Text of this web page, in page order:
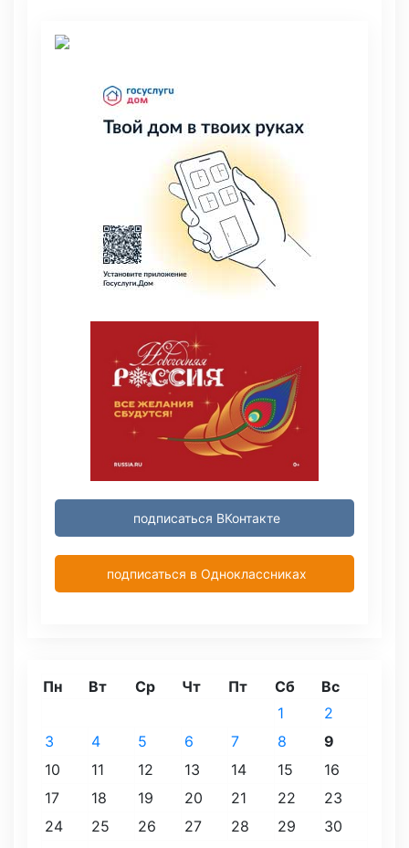
подписаться ВКонтакте
подписаться в Одноклассниках
Пн Вт Ср Чт Пт Сб
Вс
1
2
3
4 5 6 7 8
9
10
11 12 13 14 15
16
17
18 19 20 21 22
23
24
25 26 27 28 29
30